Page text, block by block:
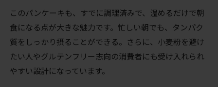
このパンケーキも、すでに調理済みで、温めるだけで朝
食になる点が大きな魅力です。忙しい朝でも、タンパク
質をしっかり摂ることができる。さらに、小麦粉を避け
たい人やグルテンフリー志向の消費者にも受け入れられ
やすい設計になっています。